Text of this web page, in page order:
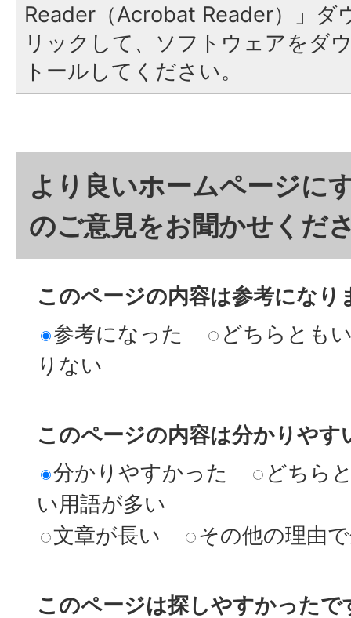
Reader（Acrobat Reader）」ダ
リックして、ソフトウェアをダ
トールしてください。
より良いホームページに
のご意見をお聞かせくだ
このページの内容は参考になり
参考になった
どちらとも
りない
このページの内容は分かりやす
分かりやすかった
どちら
い用語が多い
文章が長い
その他の理由
このページは探しやすかったで